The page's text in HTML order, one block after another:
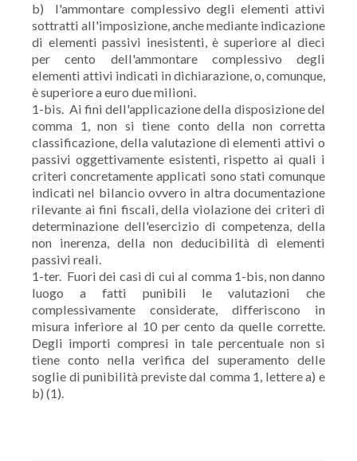
b) l'ammontare complessivo degli elementi attivi
sottratti all'imposizione, anche mediante indicazione
di elementi passivi inesistenti, è superiore al dieci
per cento dell'ammontare complessivo degli
elementi attivi indicati in dichiarazione, o, comunque,
è superiore a euro due milioni.
1-bis. Ai fini dell'applicazione della disposizione del
comma 1, non si tiene conto della non corretta
classificazione, della valutazione di elementi attivi o
passivi oggettivamente esistenti, rispetto ai quali i
criteri concretamente applicati sono stati comunque
indicati nel bilancio ovvero in altra documentazione
rilevante ai fini fiscali, della violazione dei criteri di
determinazione dell'esercizio di competenza, della
non inerenza, della non deducibilità di elementi
passivi reali.
1-ter. Fuori dei casi di cui al comma 1-bis, non danno
luogo a fatti punibili le valutazioni che
complessivamente considerate, differiscono in
misura inferiore al 10 per cento da quelle corrette.
Degli importi compresi in tale percentuale non si
tiene conto nella verifica del superamento delle
soglie di punibilità previste dal comma 1, lettere a) e
b) (1).